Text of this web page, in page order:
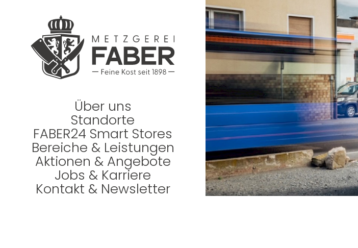
Über uns
Standorte
FABER24 Smart Stores
Bereiche & Leistungen
Aktionen & Angebote
Jobs & Karriere
Kontakt & Newsletter